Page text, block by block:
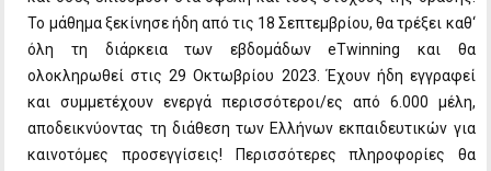
Το μάθημα ξεκίνησε ήδη από τις 18 Σεπτεμβρίου, θα τρέξει καθ‘
όλη τη διάρκεια των εβδομάδων eTwinning και θα
ολοκληρωθεί στις 29 Οκτωβρίου 2023. Έχουν ήδη εγγραφεί
και συμμετέχουν ενεργά περισσότεροι/ες από 6.000 μέλη,
αποδεικνύοντας τη διάθεση των Ελλήνων εκπαιδευτικών για
καινοτόμες προσεγγίσεις! Περισσότερες πληροφορίες θα